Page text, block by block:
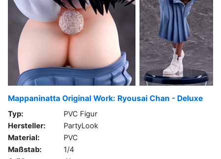
Mappaninatta Original Work: Ryousai Chan - Deluxe
Typ:
PVC Figur
Hersteller:
PartyLook
Material:
PVC
Maßstab:
1/4